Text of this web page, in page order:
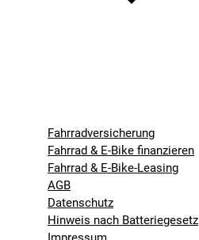
Fahrradversicherung
Fahrrad & E-Bike finanzieren
Fahrrad & E-Bike-Leasing
AGB
Datenschutz
Hinweis nach Batteriegesetz